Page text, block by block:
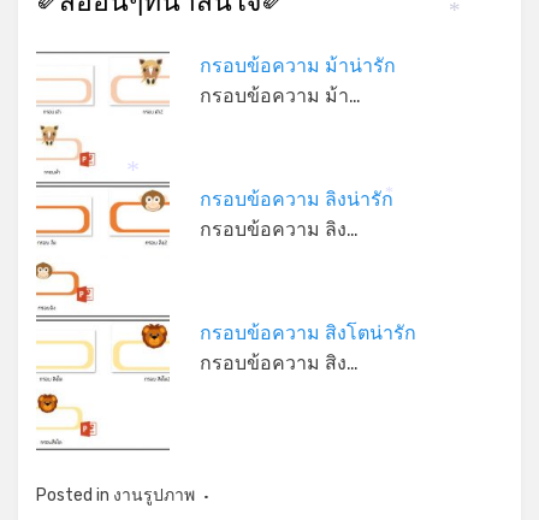
กรอบข้อความ ม้าน่ารัก
กรอบข้อความ ม้า…
กรอบข้อความ ลิงน่ารัก
กรอบข้อความ ลิง…
กรอบข้อความ สิงโตน่ารัก
กรอบข้อความ สิง…
Posted in งานรูปภาพ
*
*